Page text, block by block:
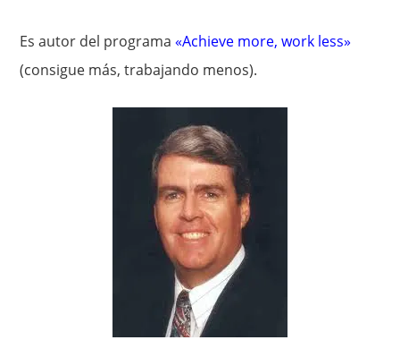
Es autor del programa«Achieve more, work less»
(consigue más, trabajando menos).